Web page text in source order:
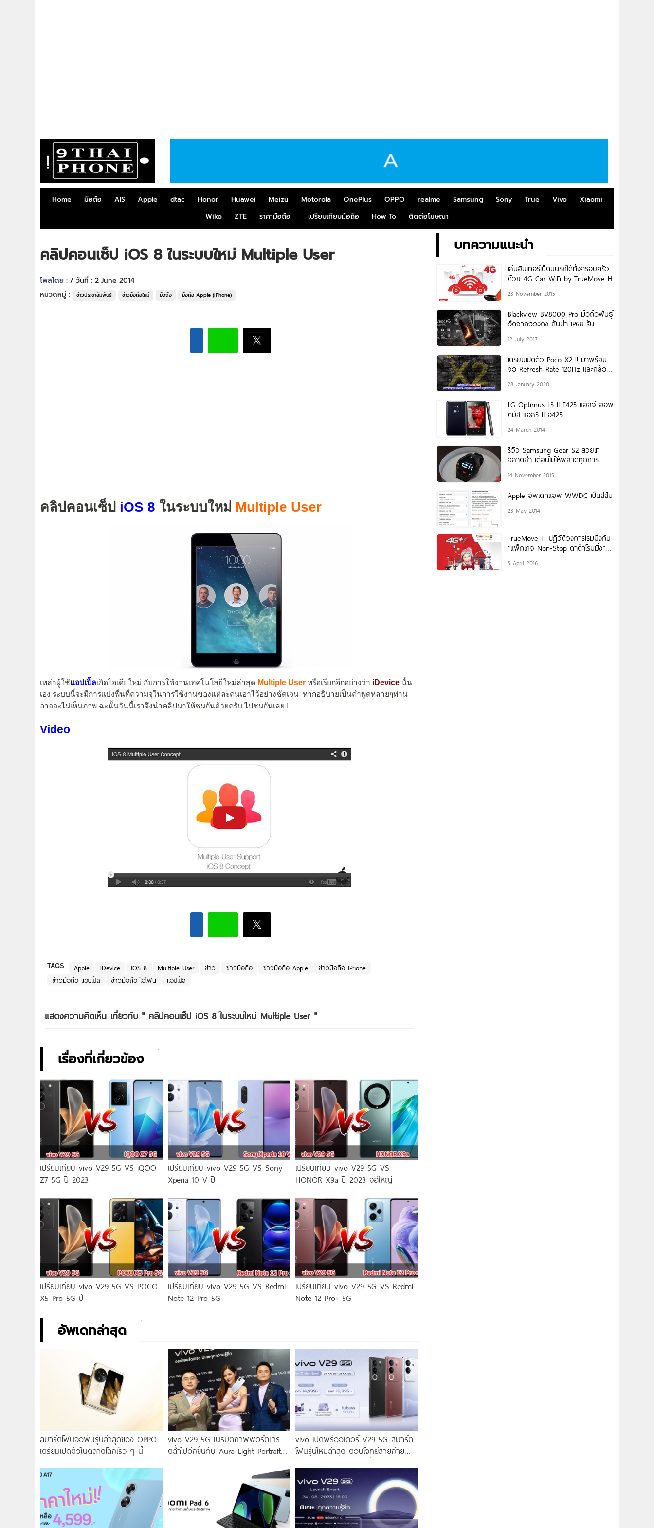
Home มือถือ AIS Apple dtac Honor Huawei Meizu Motorola OnePlus OPPO realme Samsung Sony True Vivo
Xiaomi
Wiko
ZTE ราคามือถือ เปรียบเทียบมือถือ How To ติดต่อโฆษณา
คลิปคอนเซ็ป iOS 8 ในระบบใหม่ Multiple User
โพสโดย : / วันที่ : 2 June 2014
หมวดหมู่ :
ข่าวประชาสัมพันธ์ ข่าวมือถือใหม่ มือถือ มือถือ Apple (iPhone)
คลิปคอนเซ็ป iOS 8 ในระบบใหม่ Multiple User
เหล่าผู้ใช้แอปเปิ้ลเกิดไอเดียใหม่ กับการใช้งานเทคโนโลยีใหม่ล่าสุด Multiple User หรือเรียกอีกอย่างว่า iDevice นั้น
เอง ระบบนี้จะมีการเเบ่งพื่นที่ความจุในการใช้งานของแต่ละคนเอาไว้อย่างชัดเจน หากอธิบายเป็นคำพูดหลายๆท่าน
อาจจะไม่เห็นภาพ ฉะนั้นวันนี้เราจึงนำคลิปมาให้ชมกันด้วยครับ ไปชมกันเลย !
Video
TAGS Apple iDevice iOS 8 Multiple User ข่าว ข่าวมือถือ ข่าวมือถือ Apple
ข่าวมือถือ iPhone
ข่าวมือถือ แอปเปิ้ล
ข่าวมือถือ ไอโฟน แอปเปิ้ล
แสดงความคิดเห็น เกี่ยวกับ " คลิปคอนเซ็ป iOS 8 ในระบบใหม่ Multiple User"
เรื่องที่เกี่ยวข้อง
เปรียบเทียบ vivo V29 5G VS iQOO
Z7 5G ปี 2023
เปรียบเทียบ vivo V29 5G VS Sony
Xperia 10 V ปี
เปรียบเทียบ vivo V29 5G VS
HONOR X9a ปี 2023 จอใหญ่
เปรียบเทียบ vivo V29 5G VS POCO
X5 Pro 5G ปี
เปรียบเทียบ vivo V29 5G VS Redmi
Note 12 Pro 5G
เปรียบเทียบ vivo V29 5G VS Redmi
Note 12 Pro+ 5G
อัพเดทล่าสุด
สมาร์ตโฟนจอพับรุ่นล่าสุดของ OPPO
เตรียมเปิดตัวในตลาดโลกเร็ว ๆ นี้
vivo V29 5G เนรมิตภาพพอร์ตเทร
ตล้ำไปอีกขั้นกับ Aura Light Portrait
vivo เปิดพรีออเดอร์ V29 5G สมาร์ต
โฟนรุ่นใหม่ล่าสุด ตอบโจทย์สายถ่าย
14,999 บาท จัดเต็มกับโปรโมชันพิเศษ
ก่อนใคร
บทความแนะนำ
เล่นอินเทอร์เน็ตบนรถได้ทั้งครอบครัว
ด้วย 4G Car WiFi by TrueMove H
23 November 2015
Blackview BV8000 Pro มือถือพันธุ์
อึดจากฮ่องกง กันน้ำ IP68 รัน
12 July 2017
เตรียมเปิดตัว Poco X2 !! มาพร้อม
จอ Refresh Rate 120Hz และกล้อง
28 January 2020
LG Optimus L3 II E425 แอลจี ออพ
ติมัส แอล3 II อี425
24 March 2014
รีวิว Samsung Gear S2 สวยเท่
ฉลาดล้ำ เตือนไม่ให้พลาดทุกการ
14 November 2015
Apple อัพเดทแอพ WWDC เป็นสีส้ม
23 May 2014
TrueMove H ปฏิวัติวงการโรมมิ่งกับ
“แพ็กเกจ Non-Stop ดาต้าโรมมิ่ง”
5 April 2016